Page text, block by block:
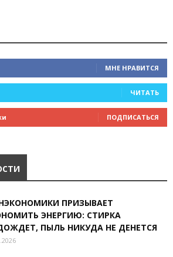
МНЕ НРАВИТСЯ
ЧИТАТЬ
ПОДПИСАТЬСЯ
ПРИЗЫВАЕТ
ЭНЕРГИЮ: СТИРКА
ПЫЛЬ НИКУДА НЕ ДЕНЕТСЯ